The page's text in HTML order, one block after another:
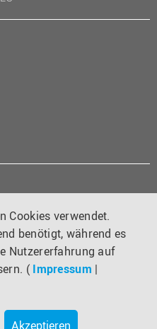
Cookies verwendet.
benötigt, während es
Nutzererfahrung auf
( Impressum |
Akzeptieren